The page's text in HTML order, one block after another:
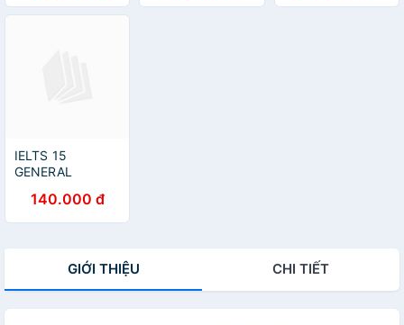
IELTS 15
GENERAL
140.000 đ
GIỚI THIỆU CHI TIẾT